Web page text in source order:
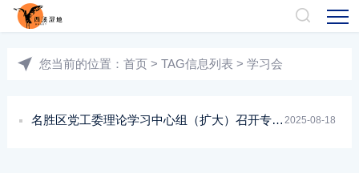
您当前的位置： 首页 > TAG信息列表 > 学习会
2025-08-18
名胜区党工委理论学习中心组（扩大）召开专题学习会